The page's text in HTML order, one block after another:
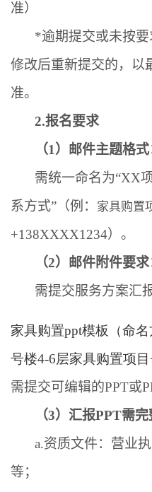
准）
*逾期提交或未按要
修改后重新提交的，以
准。
2.报名要求
（1 ）邮件主题格式
需统一命名为“XX
系方式” （例： 家具购置
+138XXXX1234）。
（2）邮件附件要求
需提交服务方案汇
家具购置ppt模板（命
号楼4-6层家具购置项
需提交可编辑的PPT或
（3）汇报PPT需完
a.资质文件：营业
等；